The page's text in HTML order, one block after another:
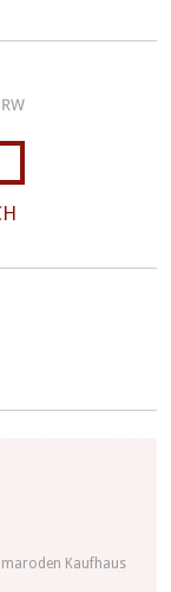
Kaufhaus